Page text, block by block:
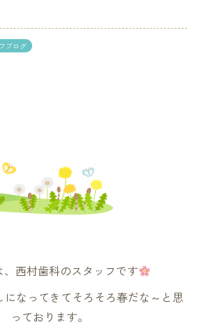
ブログ
、西村歯科のスタッフです
になってきてそろそろ春だな～と思
っております。